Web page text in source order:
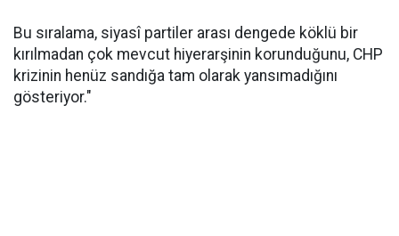
Bu sıralama, siyasî partiler arası dengede köklü bir
kırılmadan çok mevcut hiyerarşinin korunduğunu, CHP
krizinin henüz sandığa tam olarak yansımadığını
gösteriyor."